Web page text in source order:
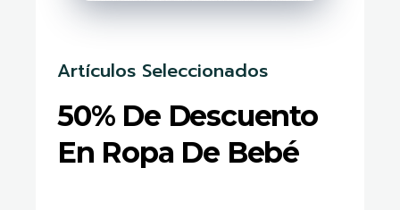
50% De Descuento
En Ropa De Bebé
Artículos Seleccionados